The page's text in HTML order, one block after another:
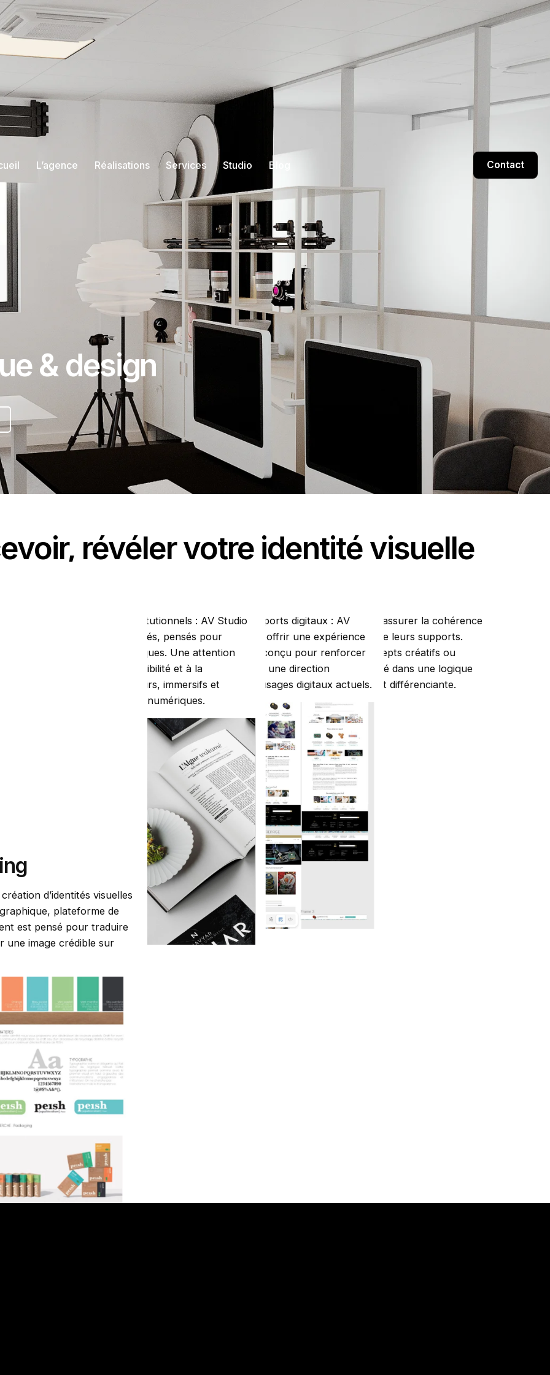
L’agence Réalisations Services Studio Blog Contact
& design
révéler votre identité visuelle
d’identités visuelles
plateforme de
est pensé pour traduire
une image crédible sur
catalogues ou rapports institutionnels : AV Studio
élégants et structurés, pensés pour
et renforcer l’image des marques. Une attention
à la hiérarchie visuelle, à la lisibilité et à la
de créer des supports clairs, immersifs et
bien au print qu’aux usages numériques.
Interfaces web, présentations commerciales ou supports digitaux : AV
Studio imagine des créations visuelles pensées pour offrir une expérience
fluide, cohérente et impactante. Chaque design est conçu pour renforcer
la compréhension des messages tout en conservant une direction
artistique premium, contemporaine et adaptée aux usages digitaux actuels.
AV Studio intervient comme partenaire créatif pour assurer la cohérence
visuelle et stratégique des marques sur l’ensemble de leurs supports.
Direction de campagne, supervision artistique, concepts créatifs ou
accompagnement premium : chaque projet est pensé dans une logique
d’image globale, durable, cohérente et véritablement différenciante.